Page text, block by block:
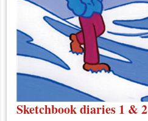
Sketchbook diaries 1 & 2